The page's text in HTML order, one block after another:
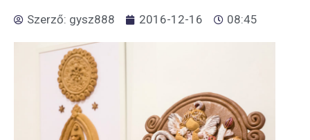
Szerző: gysz888 2016-12-16 08:45